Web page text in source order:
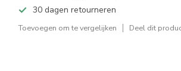
30 dagen retourneren
Toevoegen om te vergelijken Deel dit